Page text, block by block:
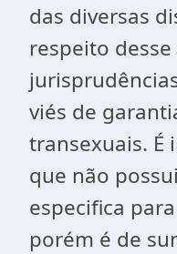
das diversas
respeito
viés de
transexuais. É
que não
especifica
porém é de